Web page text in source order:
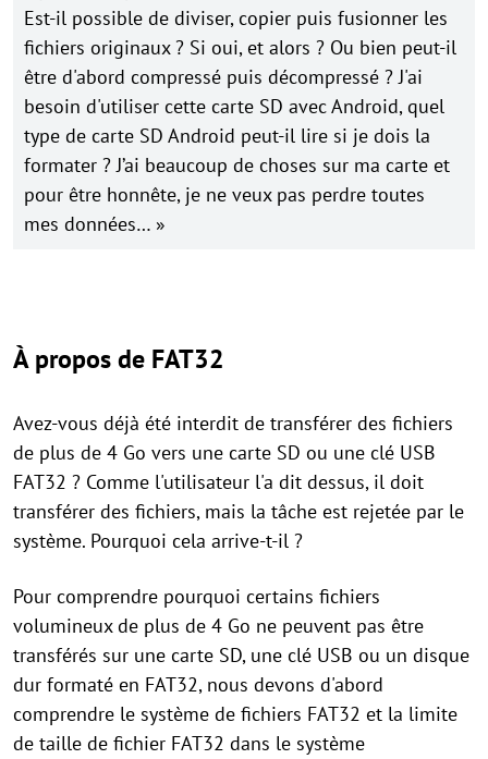
Est-il possible de diviser, copier puis fusionner les
fichiers originaux ? Si oui, et alors ? Ou bien peut-il
être d'abord compressé puis décompressé ? J'ai
besoin d'utiliser cette carte SD avec Android, quel
type de carte SD Android peut-il lire si je dois la
formater ? J’ai beaucoup de choses sur ma carte et
pour être honnête, je ne veux pas perdre toutes
mes données… »
À propos de FAT32
Avez-vous déjà été interdit de transférer des fichiers
de plus de 4 Go vers une carte SD ou une clé USB
FAT32 ? Comme l'utilisateur l'a dit dessus, il doit
transférer des fichiers, mais la tâche est rejetée par le
système. Pourquoi cela arrive-t-il ?
Pour comprendre pourquoi certains fichiers
volumineux de plus de 4 Go ne peuvent pas être
transférés sur une carte SD, une clé USB ou un disque
dur formaté en FAT32, nous devons d'abord
comprendre le système de fichiers FAT32 et la limite
de taille de fichier FAT32 dans le système